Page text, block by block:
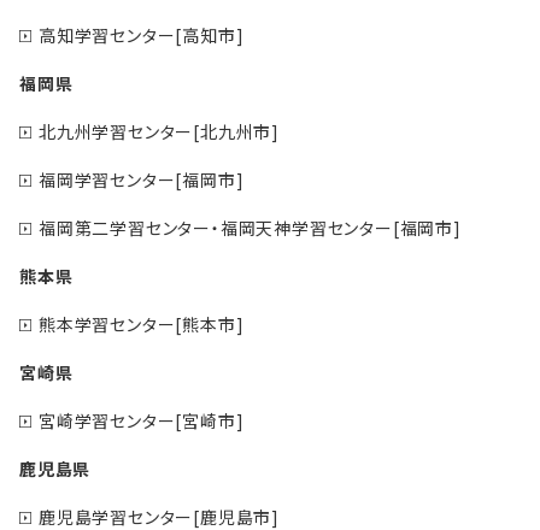
高知学習センター[高知市]
福岡県
北九州学習センター[北九州市]
福岡学習センター[福岡市]
福岡第二学習センター・福岡天神学習センター[福岡市]
熊本県
熊本学習センター[熊本市]
宮崎県
宮崎学習センター[宮崎市]
鹿児島県
鹿児島学習センター[鹿児島市]